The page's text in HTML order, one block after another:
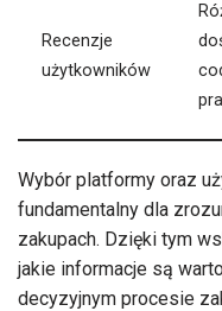
Recenzje
użytkowników
Wybór platformy oraz
fundamentalny dla
zakupach. Dzięki tym
jakie informacje są
decyzyjnym procesie